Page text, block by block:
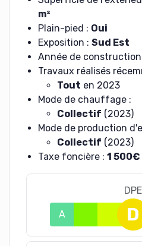
m²
Plain-pied : Oui
Exposition : Sud Est
Année de construction
Travaux réalisés
Tout en 2023
Mode de chauffage :
Collectif (2023)
Mode de production
Collectif (2023)
Taxe foncière : 1 500€
DPE
A D